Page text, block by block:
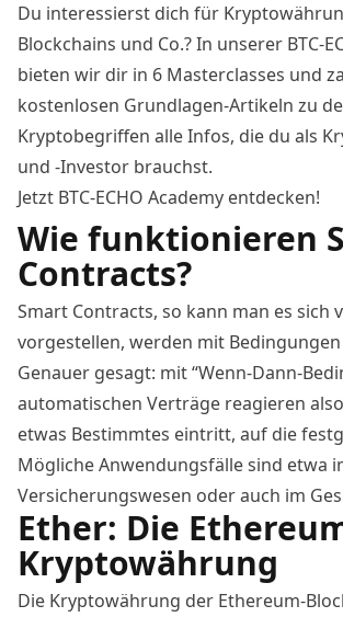
Du interessierst dich für
Blockchains und Co.? In unserer BTC-
bieten wir dir in 6 Masterclasses und
kostenlosen Grundlagen-Artikeln zu
Kryptobegriffen alle Infos, die du als
und -Investor brauchst.
Jetzt BTC-ECHO Academy entdecken!
Wie funktionieren
Contracts?
Smart Contracts, so kann man es sich
vorgestellen, werden mit
Genauer gesagt: mit “Wenn-Dann-
automatischen Verträge reagieren
etwas Bestimmtes eintritt, auf die
Mögliche Anwendungsfälle sind etwa
Versicherungswesen oder auch im
Ether: Die
Kryptowährung
Die Kryptowährung der Ethereum-